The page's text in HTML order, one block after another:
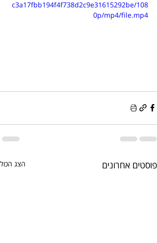
c3a17fbb194f4f738d2c9e31615292be/108
0p/mp4/file.mp4
פוסטים אחרונים הצג הכול